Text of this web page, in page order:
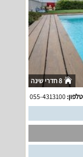
8 חדרי שינה
טלפון:055-4313100